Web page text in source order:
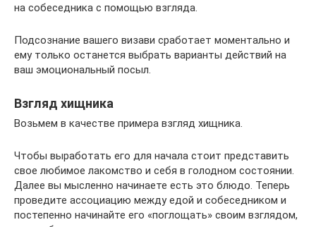
на собеседника с помощью взгляда.
Подсознание вашего визави сработает моментально и
ему только останется выбрать варианты действий на
ваш эмоциональный посыл.
Взгляд хищника
Возьмем в качестве примера взгляд хищника.
Чтобы выработать его для начала стоит представить
свое любимое лакомство и себя в голодном состоянии.
Далее вы мысленно начинаете есть это блюдо. Теперь
проведите ассоциацию между едой и собеседником и
постепенно начинайте его «поглощать» своим взглядом,